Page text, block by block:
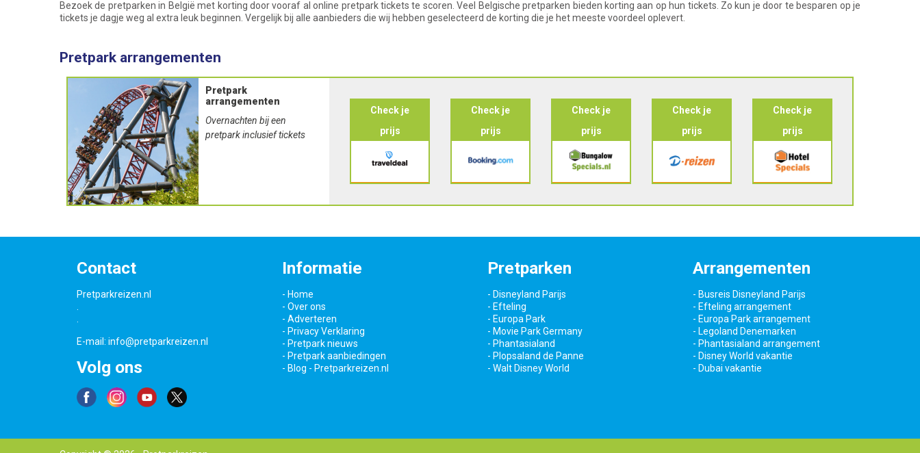
Bezoek de pretparken in België met korting door vooraf al online pretpark tickets te scoren. Veel Belgische pretparken bieden korting aan op hun tickets. Zo kun je door te besparen op je
tickets je dagje weg al extra leuk beginnen. Vergelijk bij alle aanbieders die wij hebben geselecteerd de korting die je het meeste voordeel oplevert.
Pretpark arrangementen
Pretpark
arrangementen
Overnachten bij een
pretpark inclusief tickets
Check je
prijs
Check je
prijs
prijs
Check je
prijs
Check je
prijs
Check je
prijs
Check je
prijs
Check je
prijs
Contact
Pretparkreizen.nl
E-mail: info@pretparkreizen.nl
Volg ons
Informatie
- Home
- Over ons
- Adverteren
- Privacy Verklaring
- Pretpark nieuws
- Pretpark aanbiedingen
- Blog - Pretparkreizen.nl
Pretparken
- Disneyland Parijs
- Efteling
- Europa Park
- Movie Park Germany
- Phantasialand
- Plopsaland de Panne
- Walt Disney World
Arrangementen
- Busreis Disneyland Parijs
- Efteling arrangement
- Europa Park arrangement
- Legoland Denemarken
- Phantasialand arrangement
- Disney World vakantie
- Dubai vakantie